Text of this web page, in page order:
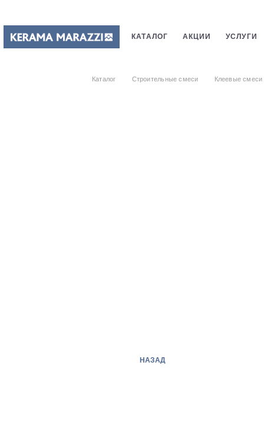
КАТАЛОГ АКЦИИ УСЛУГИ
Каталог Строительные смеси Клеевые смеси
НАЗАД